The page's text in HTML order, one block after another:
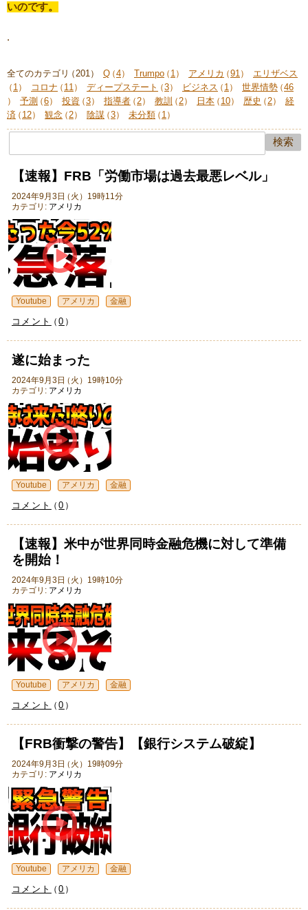
いのです。
.
全てのカテゴリ（201） Q（4） Trumpo（ 1） アメリカ（91）
エリザベス
（ 1） コロナ（ 11） ディープステート（3） ビジネス（ 1） 世界情勢（46
）
予測（6） 投資（3） 指導者（2） 教訓（2） 日本（ 10） 歴史（2）
経
済（ 12） 観念（2） 陰謀（3） 未分類（ 1）
【速報】FRB「労働市場は過去最悪レベル」
2024年9月3日（ 火 ） 19時11分
カテゴリ: アメリカ
Youtube アメリカ 金融
コメント （0 ）
遂に始まった
2024年9月3日（ 火 ） 19時10分
カテゴリ: アメリカ
Youtube アメリカ 金融
コメント （0 ）
【速報】米中が世界同時金融危機に対して準備
を開始！
2024年9月3日（ 火 ） 19時10分
カテゴリ: アメリカ
Youtube アメリカ 金融
コメント （0 ）
【FRB衝撃の警告】【銀行システム破綻】
2024年9月3日（ 火 ） 19時09分
カテゴリ: アメリカ
Youtube アメリカ 金融
コメント （0 ）